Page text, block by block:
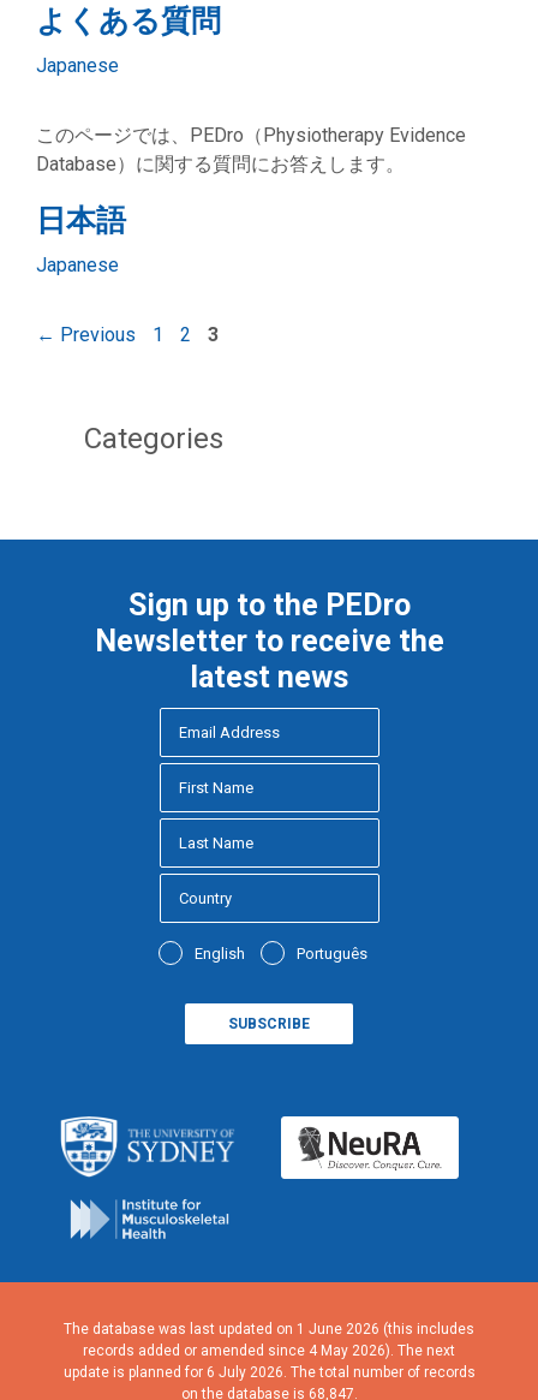
よくある質問
Categories
Japanese
このページでは、PEDro（Physiotherapy Evidence
Database）に関する質問にお答えします。
日本語
Categories
Japanese
← Previous Page
1 Page
2 Page
3
Categories
Sign up to the PEDro
Newsletter to receive the
latest news
English Português
The database was last updated on 1 June 2026 (this includes
records added or amended since 4 May 2026). The next
update is planned for 6 July 2026. The total number of records
on the database is 68,847.